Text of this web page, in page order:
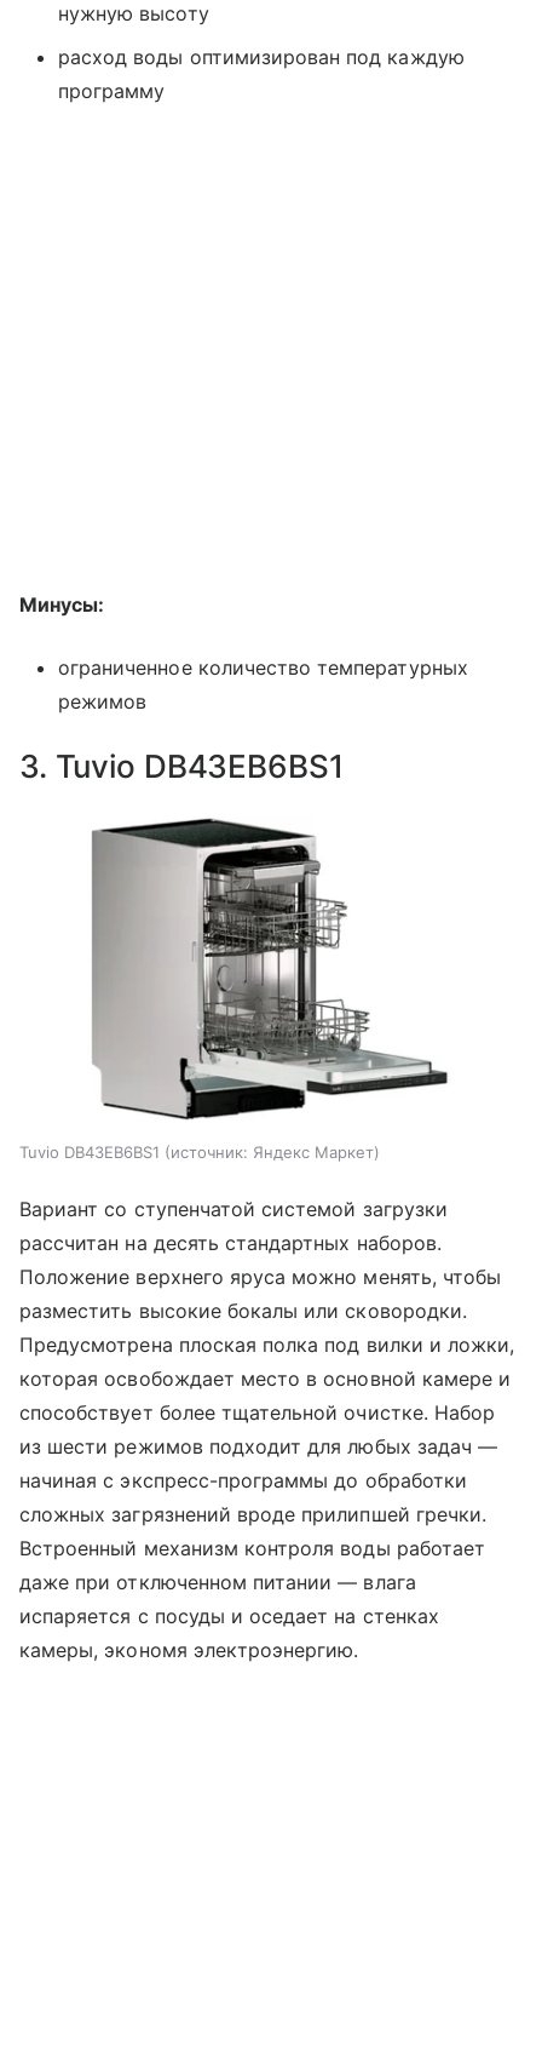
нужную высоту
расход воды оптимизирован под каждую
программу
Минусы:
ограниченное количество температурных
режимов
3. Tuvio DB43EB6BS1
Tuvio DB43EB6BS1 источник: Яндекс Маркет
Вариант со ступенчатой системой загрузки
рассчитан на десять стандартных наборов.
Положение верхнего яруса можно менять, чтобы
разместить высокие бокалы или сковородки.
Предусмотрена плоская полка под вилки и ложки,
которая освобождает место в основной камере и
способствует более тщательной очистке. Набор
из шести режимов подходит для любых задач —
начиная с экспресс-программы до обработки
сложных загрязнений вроде прилипшей гречки.
Встроенный механизм контроля воды работает
даже при отключенном питании — влага
испаряется с посуды и оседает на стенках
камеры, экономя электроэнергию.